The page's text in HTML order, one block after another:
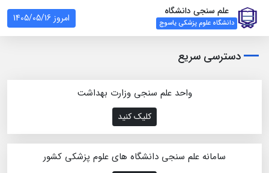
علم سنجی دانشگاه
دانشگاه علوم پزشکی یاسوج امروز 1405/05/16
دسترسی سریع
واحد علم سنجی وزارت بهداشت
کلیک کنید
سامانه علم سنجی دانشگاه های علوم پزشکی کشور